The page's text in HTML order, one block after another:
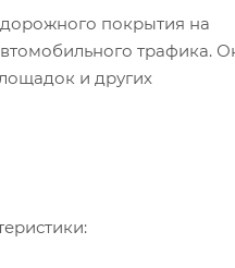
дорожного покрытия на
трафика.
и других